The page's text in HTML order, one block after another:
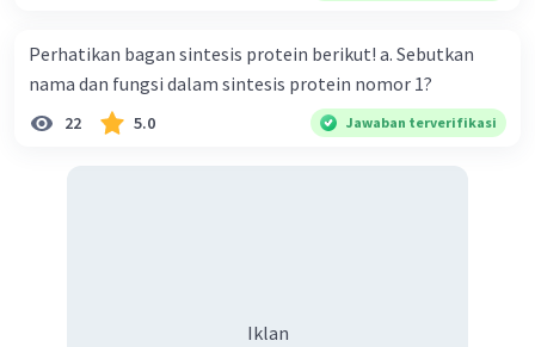
Perhatikan bagan sintesis protein berikut! a. Sebutkan
nama dan fungsi dalam sintesis protein nomor 1?
22 5.0 Jawaban terverifikasi
Iklan